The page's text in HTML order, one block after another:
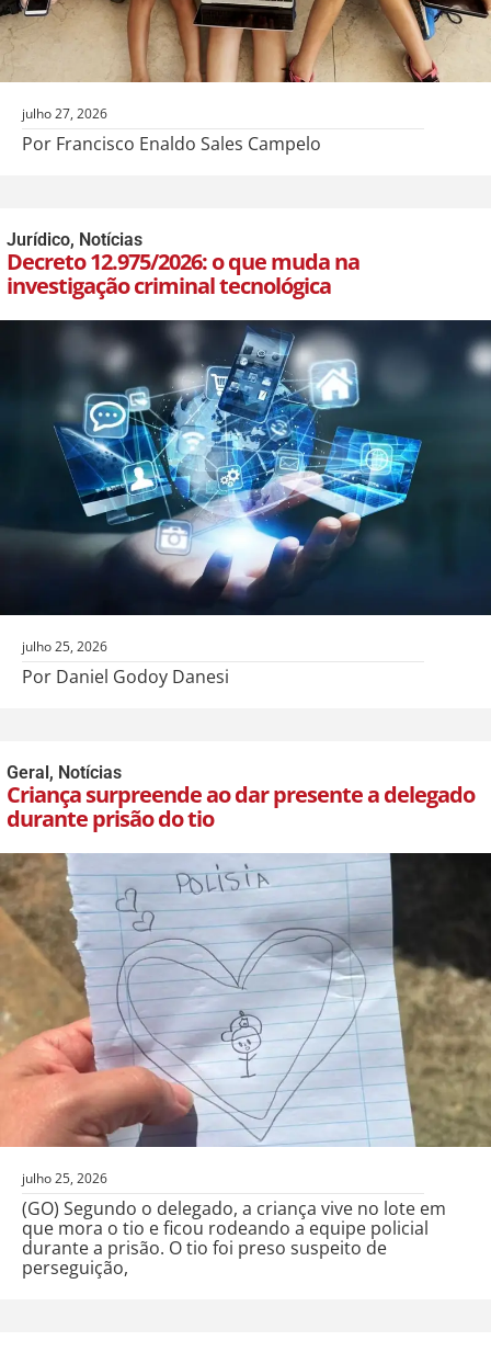
julho 27, 2026
Por Francisco Enaldo Sales Campelo
Jurídico, Notícias
Decreto 12.975/2026: o que muda na
investigação criminal tecnológica
julho 25, 2026
Por Daniel Godoy Danesi
Geral, Notícias
Criança surpreende ao dar presente a delegado
durante prisão do tio
julho 25, 2026
(GO) Segundo o delegado, a criança vive no lote em
que mora o tio e ficou rodeando a equipe policial
durante a prisão. O tio foi preso suspeito de
perseguição,